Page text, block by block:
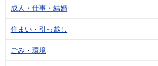
成人・仕事・結婚
住まい・引っ越し
ごみ・環境